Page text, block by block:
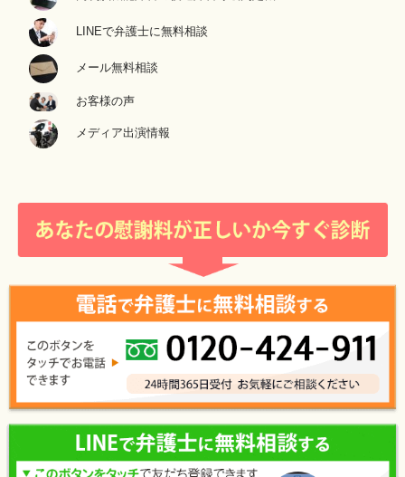
LINEで弁護士に無料相談
メール無料相談
お客様の声
メディア出演情報